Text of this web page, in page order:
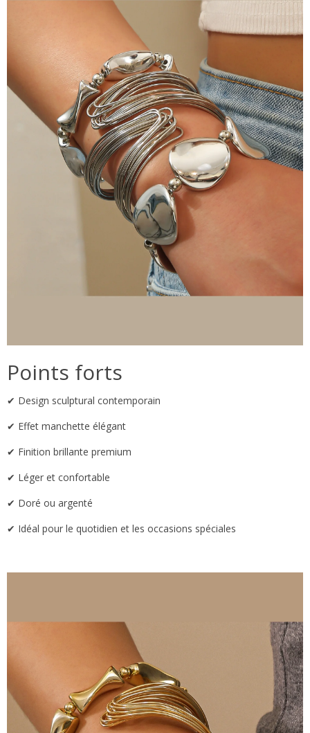
Points forts
✔ Design sculptural contemporain
✔ Effet manchette élégant
✔ Finition brillante premium
✔ Léger et confortable
✔ Doré ou argenté
✔ Idéal pour le quotidien et les occasions spéciales